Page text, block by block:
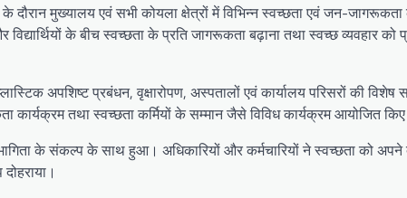
मुख्यालय एवं सभी कोयला क्षेत्रों में विभिन्न स्वच्छता एवं जन-जागरूकता
के बीच स्वच्छता के प्रति जागरूकता बढ़ाना तथा स्वच्छ व्यवहार को
अपशिष्ट प्रबंधन, वृक्षारोपण, अस्पतालों एवं कार्यालय परिसरों की विशेष
तथा स्वच्छता कर्मियों के सम्मान जैसे विविध कार्यक्रम आयोजित
के संकल्प के साथ हुआ। अधिकारियों और कर्मचारियों ने स्वच्छता को